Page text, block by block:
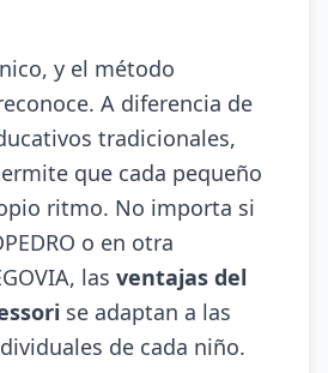
y el método
A diferencia de
tradicionales,
que cada pequeño
ritmo. No importa si
o en otra
las ventajas del
se adaptan a las
de cada niño.